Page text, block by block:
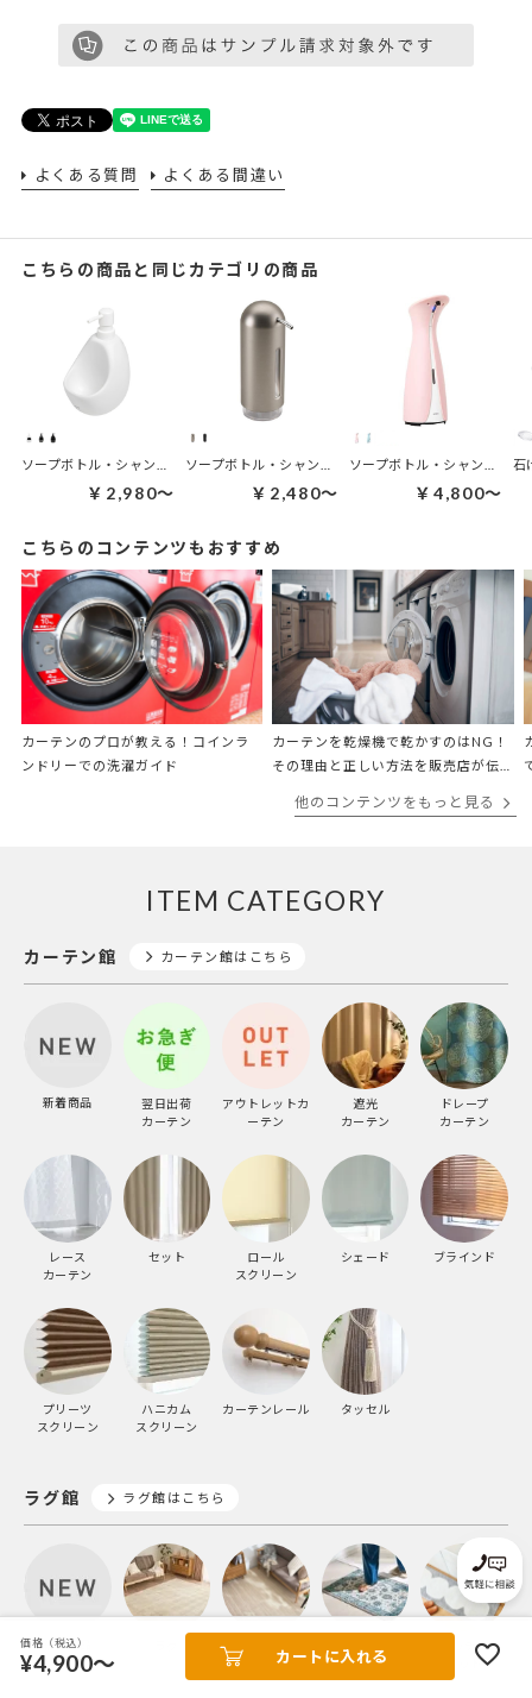
よくある質問 よくある間違い
こちらの商品と同じカテゴリの商品
￥2,980～ ￥2,480～ ￥4,800～
こちらのコンテンツもおすすめ
カーテンのプロが教える！コインラ
ンドリーでの洗濯ガイド
カーテンを乾燥機で乾かすのはNG！
その理由と正しい方法を販売店が伝
他のコンテンツをもっと見る
ITEM CATEGORY
カーテン館 カーテン館はこちら
新着商品
翌日出荷
カーテン
アウトレットカ
ーテン
遮光
カーテン
ドレープ
カーテン
レース
カーテン
セット
ロール
スクリーン
シェード ブラインド
プリーツ
スクリーン
ハニカム
スクリーン
カーテンレール タッセル
ラグ館 ラグ館はこちら
新着商品
キッチン
マット
価格（税込）
¥4,900～ カートに入れる